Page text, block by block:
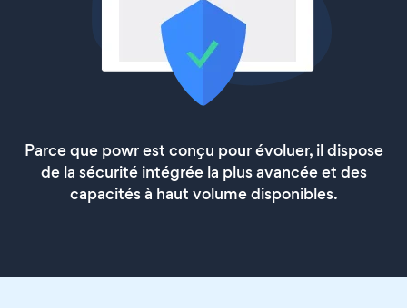
Parce que powr est conçu pour évoluer, il dispose
de la sécurité intégrée la plus avancée et des
capacités à haut volume disponibles.